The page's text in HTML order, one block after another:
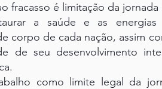
fracasso é limitação da
a saúde e as energias
corpo de cada nação, assim
de seu desenvolvimento
como limite legal da